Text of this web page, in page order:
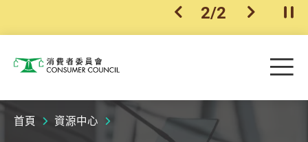
上一個
2/2 下一個開
消費者委員會 目
首頁 資源中心